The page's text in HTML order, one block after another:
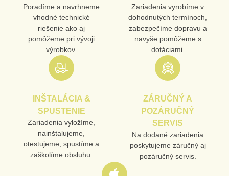
Poradíme a navrhneme
vhodné technické
riešenie ako aj
pomôžeme pri vývoji
výrobkov.
Zariadenia vyrobíme v
dohodnutých termínoch,
zabezpečíme dopravu a
navyše pomôžeme s
dotáciami.
INŠTALÁCIA &
SPUSTENIE
Zariadenia vyložíme,
nainštalujeme,
otestujeme, spustíme a
zaškolíme obsluhu.
ZÁRUČNÝ A
POZÁRUČNÝ
SERVIS
Na dodané zariadenia
poskytujeme záručný aj
pozáručný servis.